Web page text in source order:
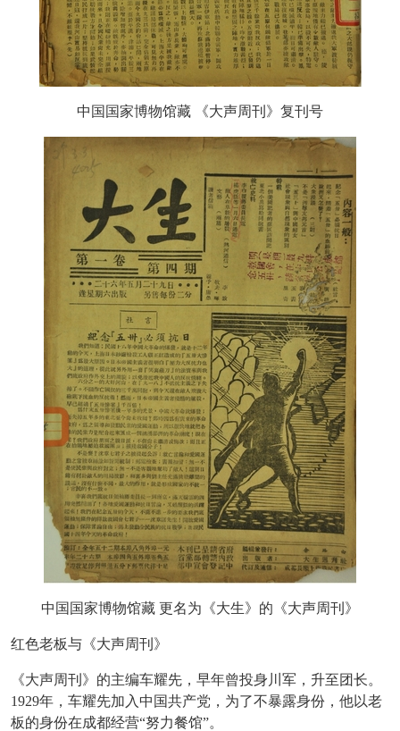
中国国家博物馆藏 《大声周刊》复刊号
中国国家博物馆藏 更名为《大生》的《大声周刊》
红色老板与《大声周刊》
《大声周刊》的主编车耀先，早年曾投身川军，升至团长。
1929年，车耀先加入中国共产党，为了不暴露身份，他以老
板的身份在成都经营“努力餐馆”。